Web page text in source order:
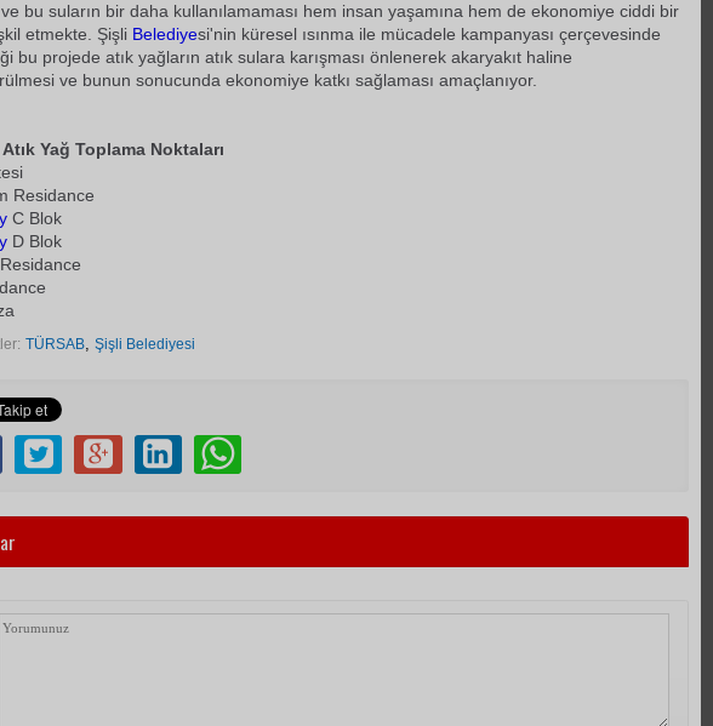
bu suların bir daha kullanılamaması hem insan yaşamına hem de ekonomiye ciddi bir
etmekte. Şişli Belediyesi'nin küresel ısınma ile mücadele kampanyası çerçevesinde
bu projede atık yağların atık sulara karışması önlenerek akaryakıt haline
ve bunun sonucunda ekonomiye katkı sağlaması amaçlanıyor.
Yağ Toplama Noktaları
Residance
C Blok
D Blok
Residance
TÜRSAB,Şişli Belediyesi